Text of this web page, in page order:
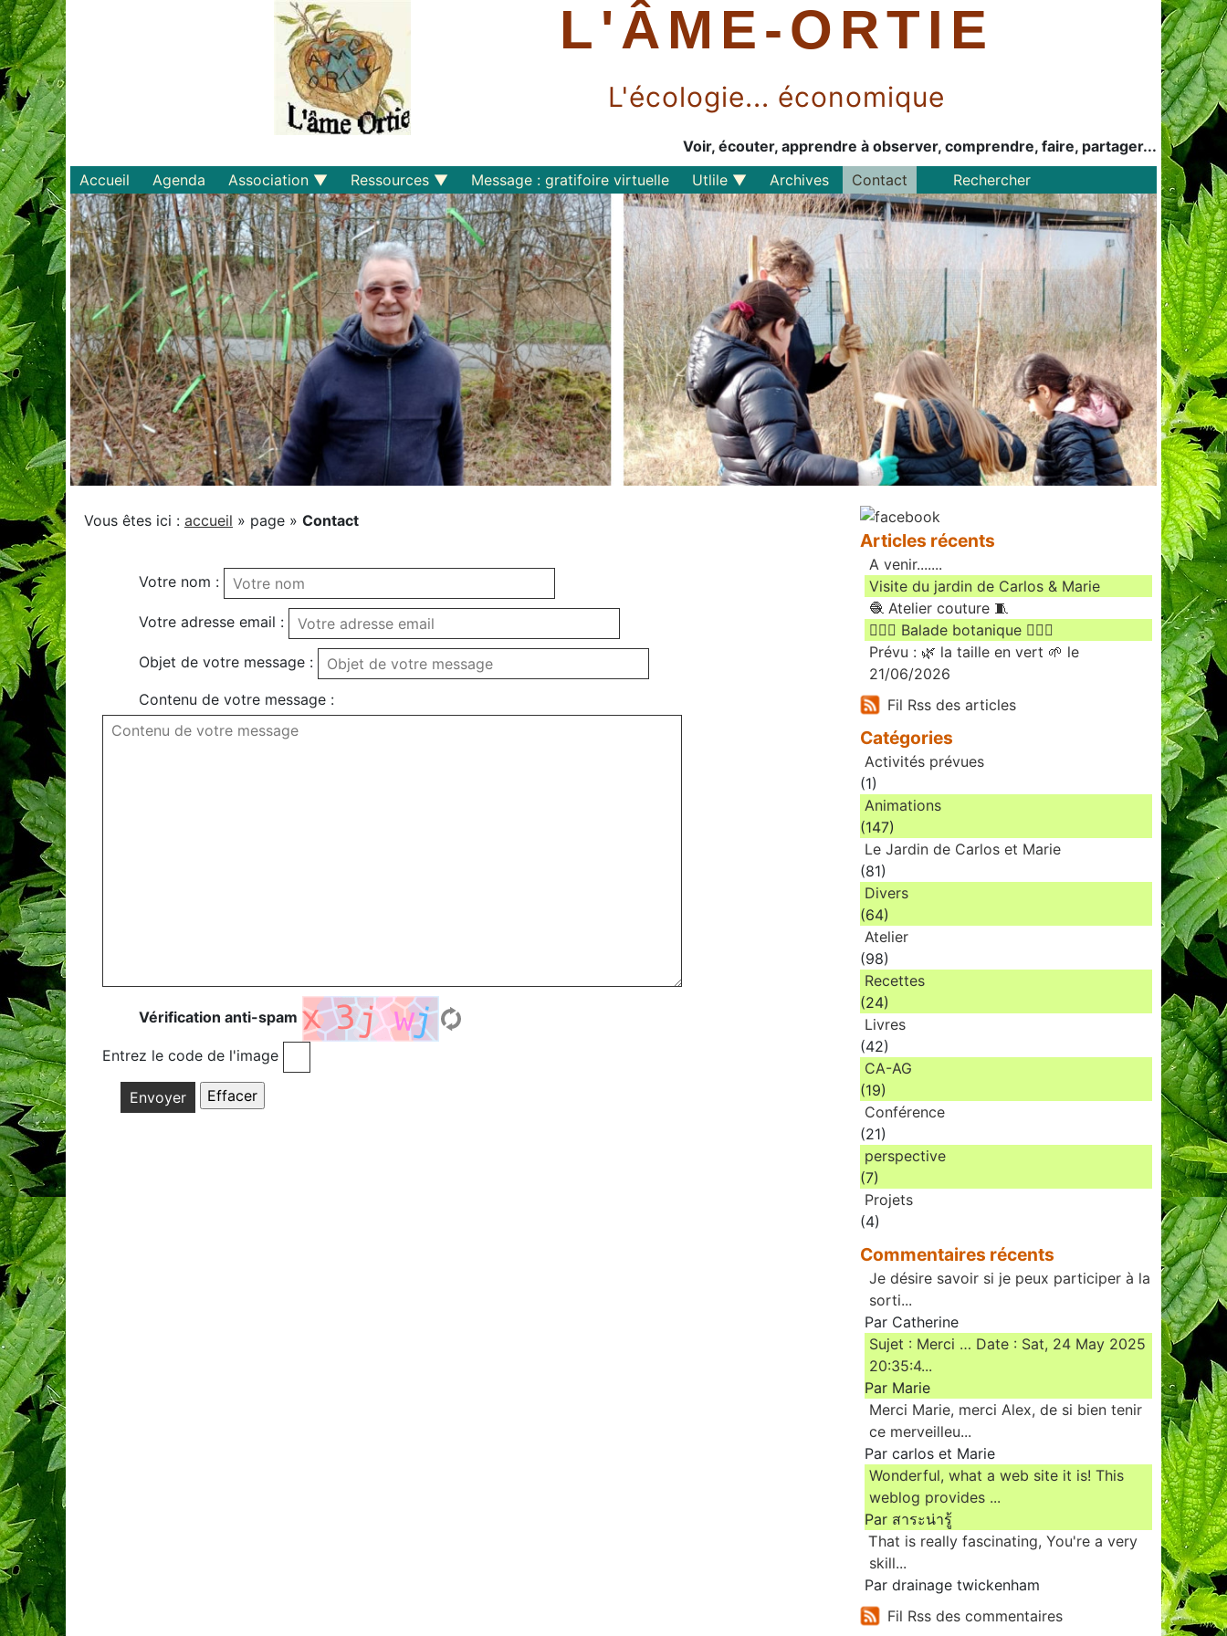
L'ÂME-ORTIE
L'écologie... économique
Voir, écouter, apprendre à observer, comprendre, faire, partager...
Accueil
Agenda
Association
Qui sommes-nous ?
Statuts et règlements
Adhérer
Documents
Plaquette
Bulletin d'adhésion
Ressources
Savoirs
Matériel
Livres
Recettes
Projets
Message : gratifoire virtuelle
Utlile
Outils libres
Liens
Perspective
Archives Contact Rechercher
Vous êtes ici : accueil » page » Contact
Votre nom :
Votre adresse email :
Objet de votre message :
Contenu de votre message :
Vérification anti-spam
Entrez le code de l'image
Articles récents
A venir.......
Visite du jardin de Carlos & Marie
🧶 Atelier couture 🧵
🚶🏻‍♀️ Balade botanique 🚶🏻‍♂️
Prévu : 🌿 la taille en vert 🌱 le
21/06/2026
Fil Rss des articles
Catégories
Activités prévues
(1)
Animations
(147)
Le Jardin de Carlos et Marie
(81)
Divers
(64)
Atelier
(98)
Recettes
(24)
Livres
(42)
CA-AG
(19)
Conférence
(21)
perspective
(7)
Projets
(4)
Commentaires récents
Je désire savoir si je peux participer à la
sorti...
Par Catherine
Sujet : Merci … Date : Sat, 24 May 2025
20:35:4...
Par Marie
Merci Marie, merci Alex, de si bien tenir
ce merveilleu...
Par carlos et Marie
Wonderful, what a web site it is! This
weblog provides ...
Par สาระน่ารู้
Ꭲhat is really fascinating, You'rе a very
skill...
Par drainage twickenham
Fil Rss des commentaires